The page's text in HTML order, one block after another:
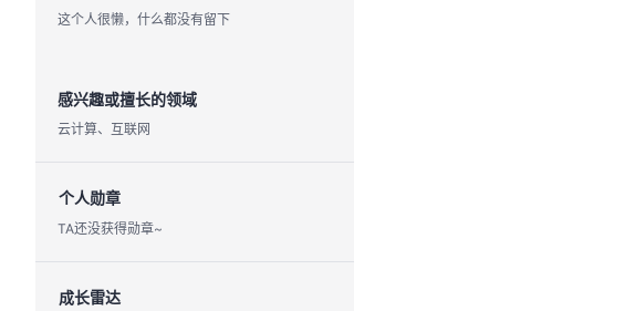
这个人很懒，什么都没有留下
感兴趣或擅长的领域
云计算、互联网
个人勋章
TA还没获得勋章~
成长雷达